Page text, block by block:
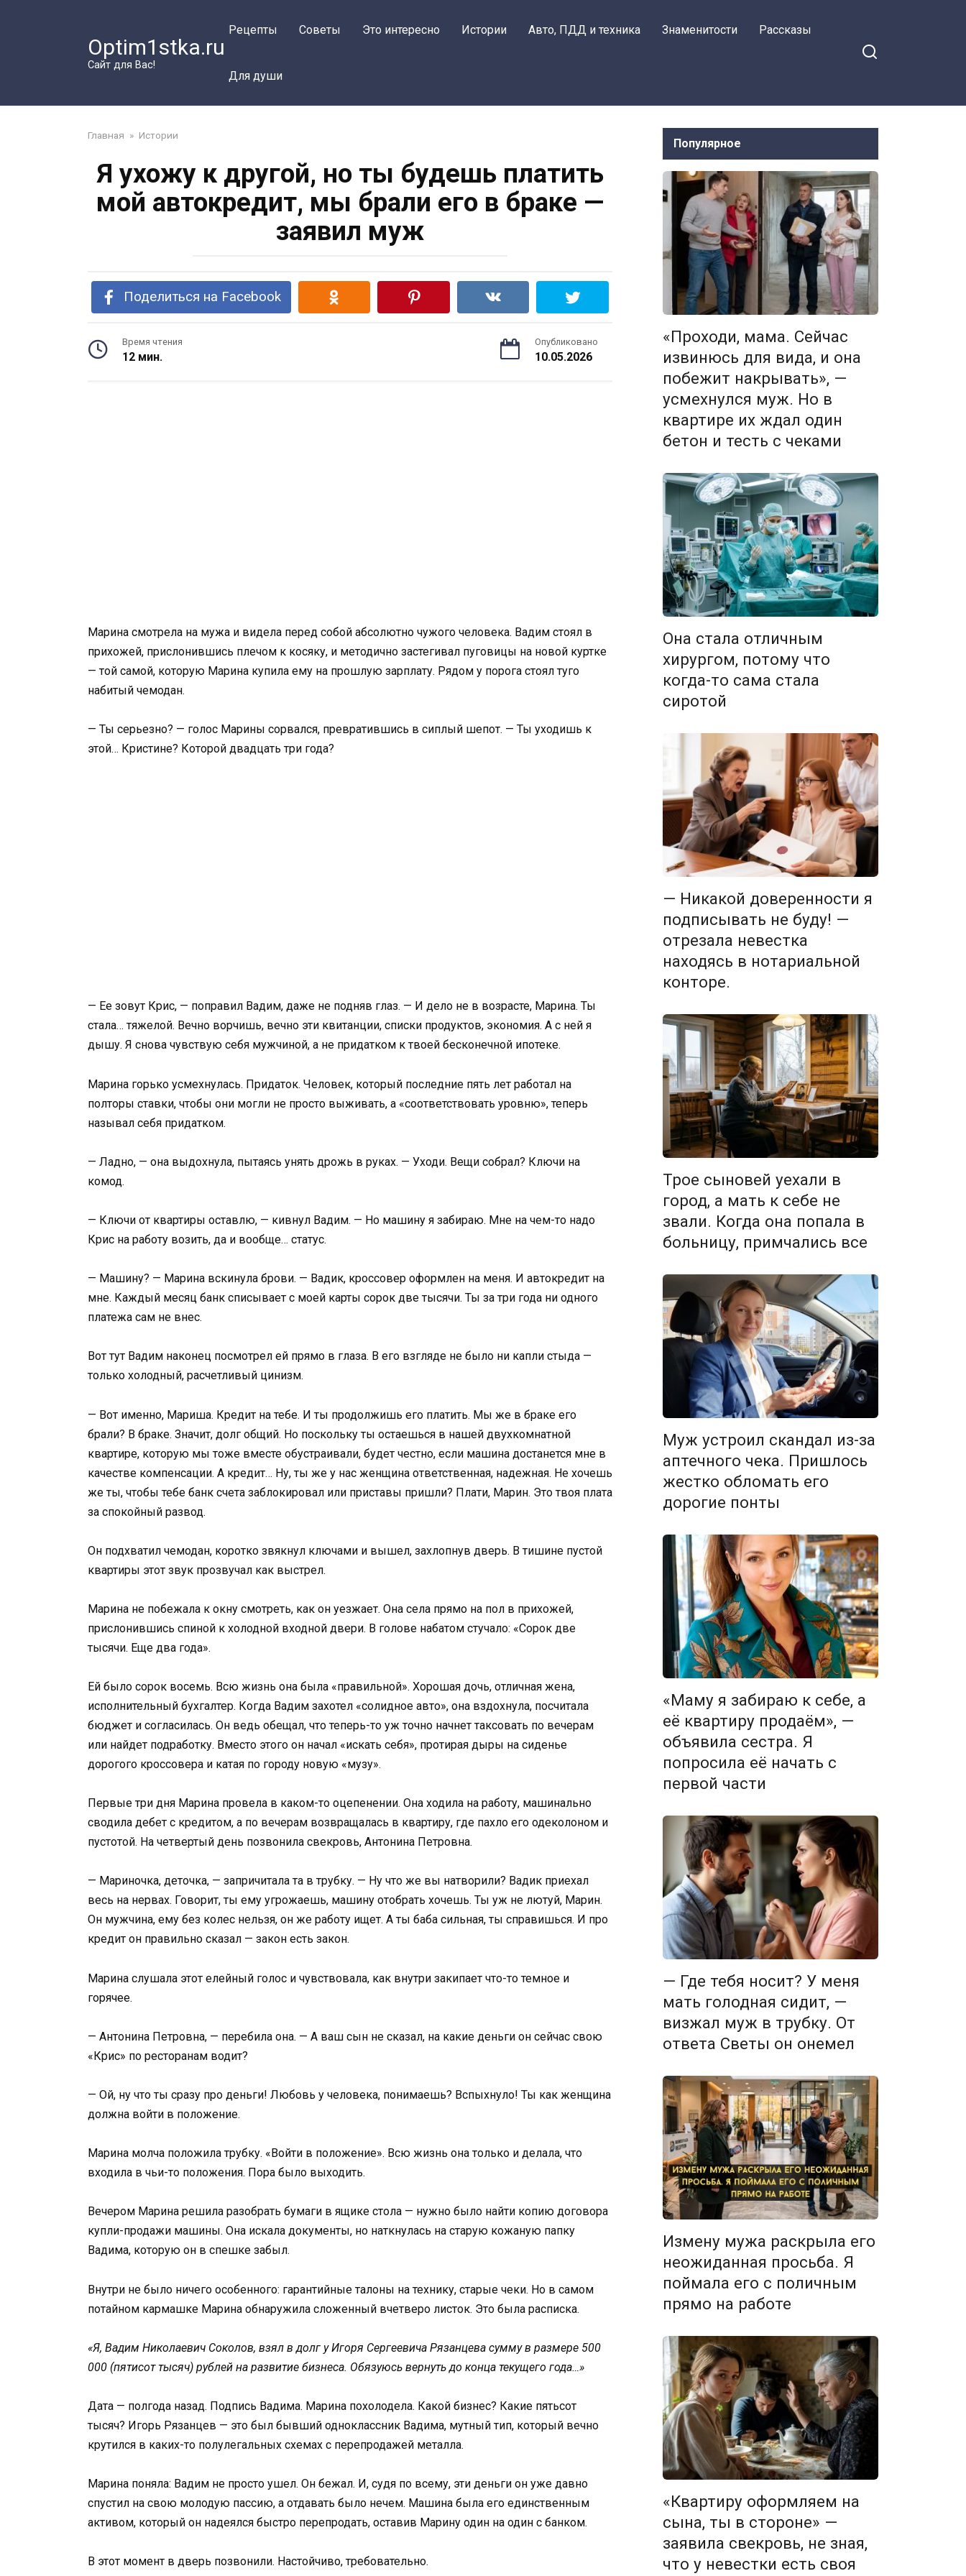
Optim1stka.ru
Сайт для Вас!
Рецепты Советы Это интересно Истории Авто, ПДД и техника Знаменитости Рассказы
Для души
Главная » Истории
Я ухожу к другой, но ты будешь платить
мой автокредит, мы брали его в браке —
заявил муж
Поделиться на Facebook
Время чтения
12 мин.
Опубликовано
10.05.2026
Марина смотрела на мужа и видела перед собой абсолютно чужого человека. Вадим стоял в
прихожей, прислонившись плечом к косяку, и методично застегивал пуговицы на новой куртке
— той самой, которую Марина купила ему на прошлую зарплату. Рядом у порога стоял туго
набитый чемодан.
— Ты серьезно? — голос Марины сорвался, превратившись в сиплый шепот. — Ты уходишь к
этой… Кристине? Которой двадцать три года?
— Ее зовут Крис, — поправил Вадим, даже не подняв глаз. — И дело не в возрасте, Марина. Ты
стала… тяжелой. Вечно ворчишь, вечно эти квитанции, списки продуктов, экономия. А с ней я
дышу. Я снова чувствую себя мужчиной, а не придатком к твоей бесконечной ипотеке.
Марина горько усмехнулась. Придаток. Человек, который последние пять лет работал на
полторы ставки, чтобы они могли не просто выживать, а «соответствовать уровню», теперь
называл себя придатком.
— Ладно, — она выдохнула, пытаясь унять дрожь в руках. — Уходи. Вещи собрал? Ключи на
комод.
— Ключи от квартиры оставлю, — кивнул Вадим. — Но машину я забираю. Мне на чем-то надо
Крис на работу возить, да и вообще… статус.
— Машину? — Марина вскинула брови. — Вадик, кроссовер оформлен на меня. И автокредит на
мне. Каждый месяц банк списывает с моей карты сорок две тысячи. Ты за три года ни одного
платежа сам не внес.
Вот тут Вадим наконец посмотрел ей прямо в глаза. В его взгляде не было ни капли стыда —
только холодный, расчетливый цинизм.
— Вот именно, Мариша. Кредит на тебе. И ты продолжишь его платить. Мы же в браке его
брали? В браке. Значит, долг общий. Но поскольку ты остаешься в нашей двухкомнатной
квартире, которую мы тоже вместе обустраивали, будет честно, если машина достанется мне в
качестве компенсации. А кредит… Ну, ты же у нас женщина ответственная, надежная. Не хочешь
же ты, чтобы тебе банк счета заблокировал или приставы пришли? Плати, Марин. Это твоя плата
за спокойный развод.
Он подхватил чемодан, коротко звякнул ключами и вышел, захлопнув дверь. В тишине пустой
квартиры этот звук прозвучал как выстрел.
Марина не побежала к окну смотреть, как он уезжает. Она села прямо на пол в прихожей,
прислонившись спиной к холодной входной двери. В голове набатом стучало: «Сорок две
тысячи. Еще два года».
Ей было сорок восемь. Всю жизнь она была «правильной». Хорошая дочь, отличная жена,
исполнительный бухгалтер. Когда Вадим захотел «солидное авто», она вздохнула, посчитала
бюджет и согласилась. Он ведь обещал, что теперь-то уж точно начнет таксовать по вечерам
или найдет подработку. Вместо этого он начал «искать себя», протирая дыры на сиденье
дорогого кроссовера и катая по городу новую «музу».
Первые три дня Марина провела в каком-то оцепенении. Она ходила на работу, машинально
сводила дебет с кредитом, а по вечерам возвращалась в квартиру, где пахло его одеколоном и
пустотой. На четвертый день позвонила свекровь, Антонина Петровна.
— Мариночка, деточка, — запричитала та в трубку. — Ну что же вы натворили? Вадик приехал
весь на нервах. Говорит, ты ему угрожаешь, машину отобрать хочешь. Ты уж не лютуй, Марин.
Он мужчина, ему без колес нельзя, он же работу ищет. А ты баба сильная, ты справишься. И про
кредит он правильно сказал — закон есть закон.
Марина слушала этот елейный голос и чувствовала, как внутри закипает что-то темное и
горячее.
— Антонина Петровна, — перебила она. — А ваш сын не сказал, на какие деньги он сейчас свою
«Крис» по ресторанам водит?
— Ой, ну что ты сразу про деньги! Любовь у человека, понимаешь? Вспыхнуло! Ты как женщина
должна войти в положение.
Марина молча положила трубку. «Войти в положение». Всю жизнь она только и делала, что
входила в чьи-то положения. Пора было выходить.
Вечером Марина решила разобрать бумаги в ящике стола — нужно было найти копию договора
купли-продажи машины. Она искала документы, но наткнулась на старую кожаную папку
Вадима, которую он в спешке забыл.
Внутри не было ничего особенного: гарантийные талоны на технику, старые чеки. Но в самом
потайном кармашке Марина обнаружила сложенный вчетверо листок. Это была расписка.
«Я, Вадим Николаевич Соколов, взял в долг у Игоря Сергеевича Рязанцева сумму в размере 500
000 (пятисот тысяч) рублей на развитие бизнеса. Обязуюсь вернуть до конца текущего года…»
Дата — полгода назад. Подпись Вадима. Марина похолодела. Какой бизнес? Какие пятьсот
тысяч? Игорь Рязанцев — это был бывший одноклассник Вадима, мутный тип, который вечно
крутился в каких-то полулегальных схемах с перепродажей металла.
Марина поняла: Вадим не просто ушел. Он бежал. И, судя по всему, эти деньги он уже давно
спустил на свою молодую пассию, а отдавать было нечем. Машина была его единственным
активом, который он надеялся быстро перепродать, оставив Марину один на один с банком.
В этот момент в дверь позвонили. Настойчиво, требовательно.
Популярное
«Проходи, мама. Сейчас
извинюсь для вида, и она
побежит накрывать», —
усмехнулся муж. Но в
квартире их ждал один
бетон и тесть с чеками
Она стала отличным
хирургом, потому что
когда-то сама стала
сиротой
— Никакой доверенности я
подписывать не буду! —
отрезала невестка
находясь в нотариальной
конторе.
Трое сыновей уехали в
город, а мать к себе не
звали. Когда она попала в
больницу, примчались все
Муж устроил скандал из-за
аптечного чека. Пришлось
жестко обломать его
дорогие понты
«Маму я забираю к себе, а
её квартиру продаём», —
объявила сестра. Я
попросила её начать с
первой части
— Где тебя носит? У меня
мать голодная сидит, —
визжал муж в трубку. От
ответа Светы он онемел
Измену мужа раскрыла его
неожиданная просьба. Я
поймала его с поличным
прямо на работе
«Квартиру оформляем на
сына, ты в стороне» —
заявила свекровь, не зная,
что у невестки есть своя